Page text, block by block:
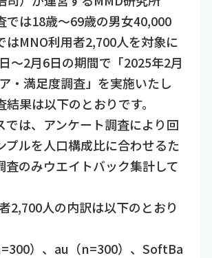
では18歳～69歳の男女40,000
はMNO利用者2,700人を対象に
～2月6日の期間で「2025年2月
・満足度調査」を実施いたし
結果は以下のとおりです。
は、アンケート調査により回
プルを人口構成比に合わせるた
査のみウエイトバック集計して
2,700人の内訳は以下のとおり
）、au（n=300）、SoftBa